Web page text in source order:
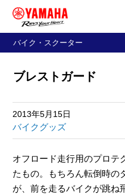
バイク・スクーター
ブレストガード
2013年5月15日
バイクグッズ
オフロード走行用のプロテ
たもの。もちろん転倒時の
が、前を走るバイクが跳ね